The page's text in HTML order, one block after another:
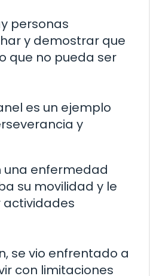
personas
y demostrar que
que no pueda ser
es un ejemplo
y
una enfermedad
su movilidad y le
se vio enfrentado a
con limitaciones